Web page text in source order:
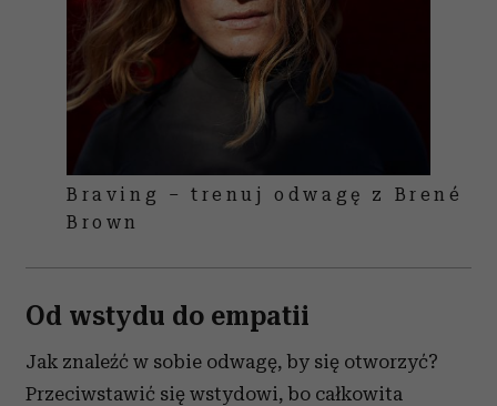
Braving – trenuj odwagę z Brené
Brown
Od wstydu do empatii
Jak znaleźć w sobie odwagę, by się otworzyć?
Przeciwstawić się wstydowi, bo całkowita